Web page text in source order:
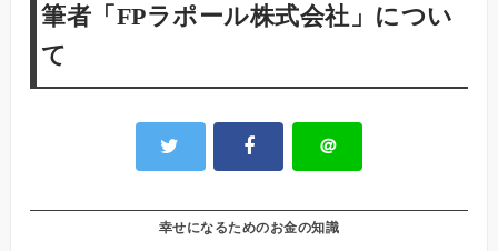
筆者「FPラポール株式会社」につい
て
＠
幸せになるためのお金の知識